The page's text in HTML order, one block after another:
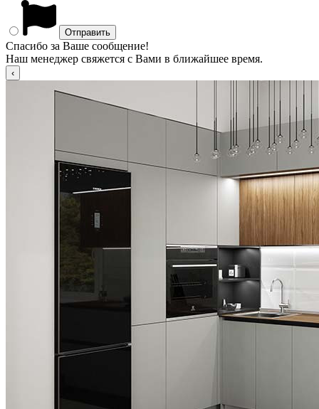
Спасибо за Ваше сообщение!
Наш менеджер свяжется с Вами в ближайшее время.